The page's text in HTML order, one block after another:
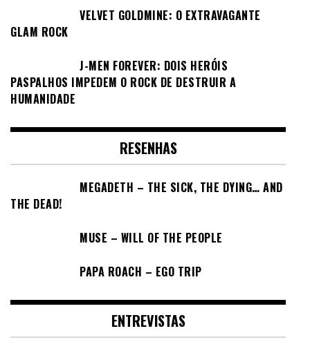
VELVET GOLDMINE: O EXTRAVAGANTE
GLAM ROCK
J-MEN FOREVER: DOIS HERÓIS
PASPALHOS IMPEDEM O ROCK DE DESTRUIR A
HUMANIDADE
RESENHAS
MEGADETH – THE SICK, THE DYING… AND
THE DEAD!
MUSE – WILL OF THE PEOPLE
PAPA ROACH – EGO TRIP
ENTREVISTAS